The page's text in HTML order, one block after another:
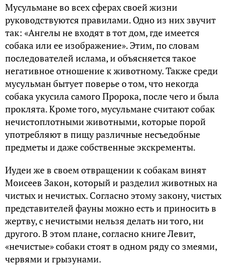
Мусульмане во всех сферах своей жизни
руководствуются правилами. Одно из них звучит
так: «Ангелы не входят в тот дом, где имеется
собака или ее изображение». Этим, по словам
последователей ислама, и объясняется такое
негативное отношение к животному. Также среди
мусульман бытует поверье о том, что некогда
собака укусила самого Пророка, после чего и была
проклята. Кроме того, мусульмане считают собак
нечистоплотными животными, которые порой
употребляют в пищу различные несъедобные
предметы и даже собственные экскременты.
Иудеи же в своем отвращении к собакам винят
Моисеев Закон, который и разделил животных на
чистых и нечистых. Согласно этому закону, чистых
представителей фауны можно есть и приносить в
жертву, с нечистыми нельзя делать ни того, ни
другого. В этом плане, согласно книге Левит,
«нечистые» собаки стоят в одном ряду со змеями,
червями и грызунами.